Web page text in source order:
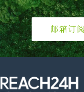
邮箱订阅